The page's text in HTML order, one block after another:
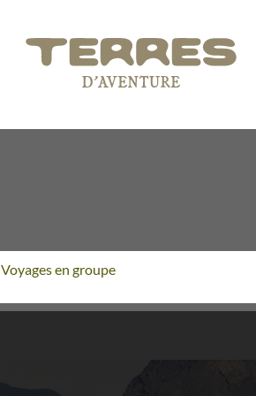
Voyages en groupe